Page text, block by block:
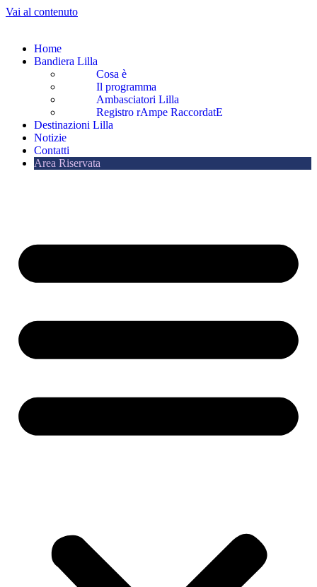
Vai al contenuto
Home
Bandiera Lilla
Cosa è
Il programma
Ambasciatori Lilla
Registro rAmpe RaccordatE
Destinazioni Lilla
Notizie
Contatti
Area Riservata